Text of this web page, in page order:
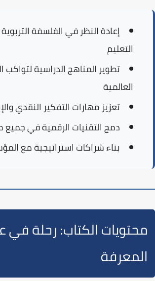
إعادة النظر فيالفلسفة التربوية
التعليم
تطوير المناهج الدراسيةلتواكب
العالمية
تعزيز مهارات التفكير النقدي
دمجالتقنيات الرقميةفي جميع
بناءشراكات استراتيجيةمع
محتويات الكتاب: رحلة في
المعرفة